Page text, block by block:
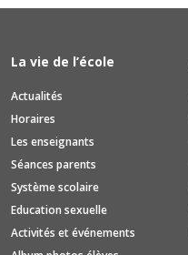
La vie de l’école
Actualités
Horaires
Les enseignants
Séances parents
Système scolaire
Education sexuelle
Activités et événements